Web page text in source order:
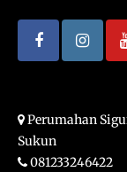
Perumahan
Sukun
081233246422